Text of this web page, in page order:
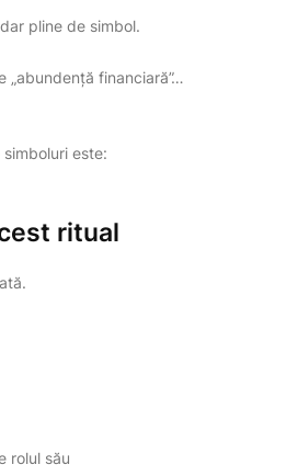
pline de simbol.
financiară”…
este:
ritual
rolul său